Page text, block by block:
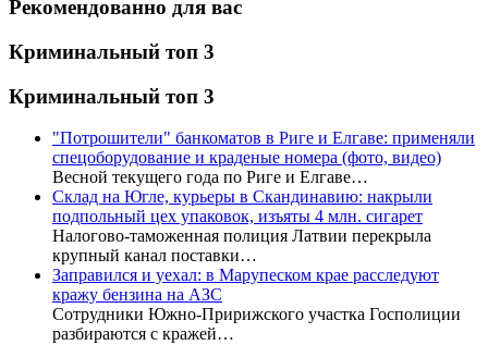
Рекомендованно для вас
Криминальный топ 3
Криминальный топ 3
"Потрошители" банкоматов в Риге и Елгаве: применяли
спецоборудование и краденые номера (фото, видео)
Весной текущего года по Риге и Елгаве…
Склад на Югле, курьеры в Скандинавию: накрыли
подпольный цех упаковок, изъяты 4 млн. сигарет
Налогово-таможенная полиция Латвии перекрыла
крупный канал поставки…
Заправился и уехал: в Марупеском крае расследуют
кражу бензина на АЗС
Сотрудники Южно-Пририжского участка Госполиции
разбираются с кражей…